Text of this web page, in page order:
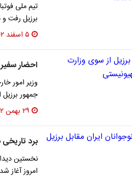
تیم ملی
برزیل رفت و در
۵ اسفند ۱۴۰۲
احضار
وزیر امور
جمهور
۲۹ بهمن ۱۴۰۲
برد تاریخی
امروز آغاز